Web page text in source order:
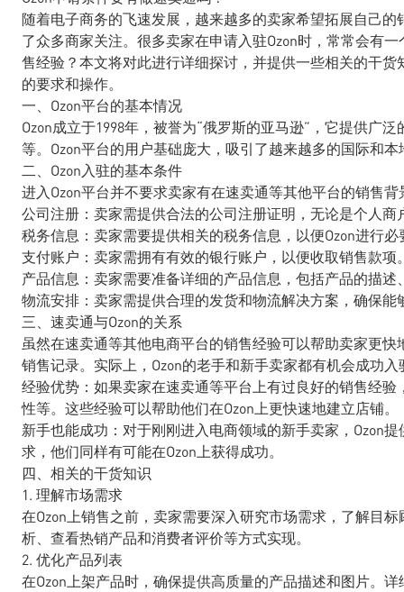
随着电子商务的飞速发展，越来越多的卖家希望拓展自己
了众多商家关注。很多卖家在申请入驻Ozon时，常常会有
售经验？本文将对此进行详细探讨，并提供一些相关的干
的要求和操作。
一、Ozon平台的基本情况
Ozon成立于1998年，被誉为“俄罗斯的亚马逊”，它提供广
等。Ozon平台的用户基础庞大，吸引了越来越多的国际和
二、Ozon入驻的基本条件
进入Ozon平台并不要求卖家有在速卖通等其他平台的销售
公司注册：卖家需提供合法的公司注册证明，无论是个人商
税务信息：卖家需要提供相关的税务信息，以便Ozon进行
支付账户：卖家需拥有有效的银行账户，以便收取销售款项
产品信息：卖家需要准备详细的产品信息，包括产品的描述
物流安排：卖家需提供合理的发货和物流解决方案，确保能
三、速卖通与Ozon的关系
虽然在速卖通等其他电商平台的销售经验可以帮助卖家更
销售记录。实际上，Ozon的老手和新手卖家都有机会成功入
经验优势：如果卖家在速卖通等平台上有过良好的销售经
性等。这些经验可以帮助他们在Ozon上更快速地建立店铺。
新手也能成功：对于刚刚进入电商领域的新手卖家，Ozon
求，他们同样有可能在Ozon上获得成功。
四、相关的干货知识
1. 理解市场需求
在Ozon上销售之前，卖家需要深入研究市场需求，了解目
析、查看热销产品和消费者评价等方式实现。
2. 优化产品列表
在Ozon上架产品时，确保提供高质量的产品描述和图片。